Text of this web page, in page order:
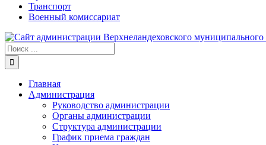
Транспорт
Военный комиссариат
Результат
поиска:
Главная
Администрация
Руководство администрации
Органы администрации
Структура администрации
График приема граждан